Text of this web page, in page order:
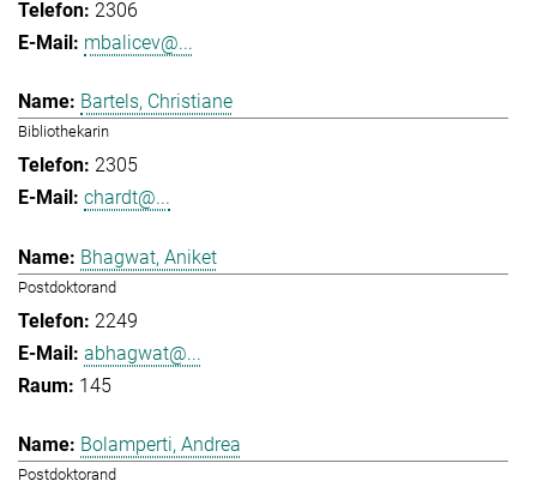
2306
mbalicev@...
Bartels, Christiane
Bibliothekarin
2305
chardt@...
Bhagwat, Aniket
Postdoktorand
2249
abhagwat@...
145
Bolamperti, Andrea
Postdoktorand